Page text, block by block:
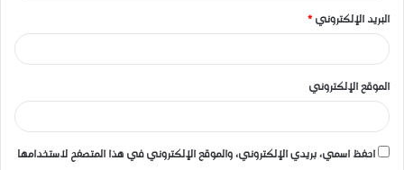
البريد الإلكتروني *
الموقع الإلكتروني
احفظ اسمي، بريدي الإلكتروني، والموقع الإلكتروني في هذا المتصفح لاستخدامها